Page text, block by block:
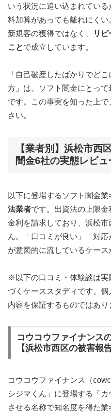
いう状況に追い込まれてい
料加算があっても離れにく
新規客の獲得ではなく、
リ
ことで成立しています。
「自己破産したばかりでど
方」は、ソフト闇金にとっ
です。この事実を知った上
さい。
【業者別】浜松市西
闇金6社の実態レビュ
以下に登場するソフト闇金業
法業者です。出資法の上限
金利を請求しており、浜松
ん。「口コミが良い」「対
が意図的に流しているケース
※以下の口コミ・体験談は実
づくケーススタディです。
内容を保証するものではあり
コウコウファイナンス
【浜松市西区の被害報
コウコウファイナンス（
シジマくん」に登場する「
させる名称で知名度を得た